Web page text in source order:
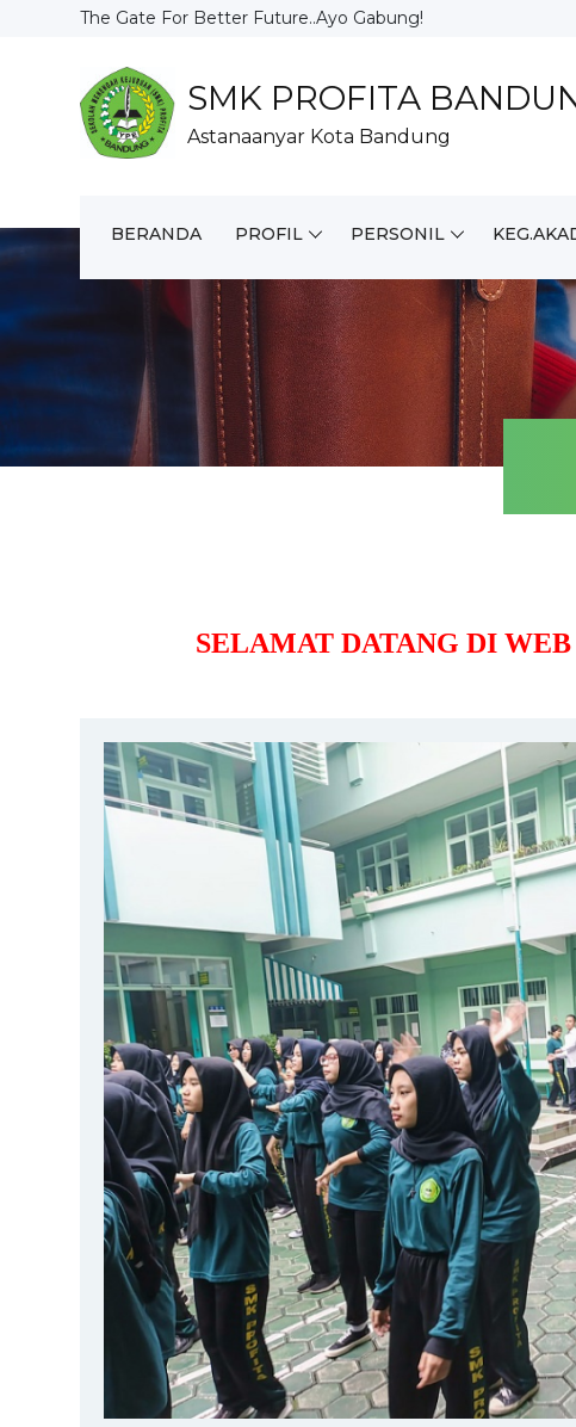
The Gate For Better Future..Ayo Gabung!
SMK PROFITA
Astanaanyar Kota Bandung
BERANDA PROFIL PERSONIL
SELAMAT DATANG DI WEB